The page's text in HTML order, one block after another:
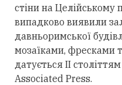
стіни на Целійському
випадково виявили
давньоримської
мозаїками, фресками
датується II
Associated Press.